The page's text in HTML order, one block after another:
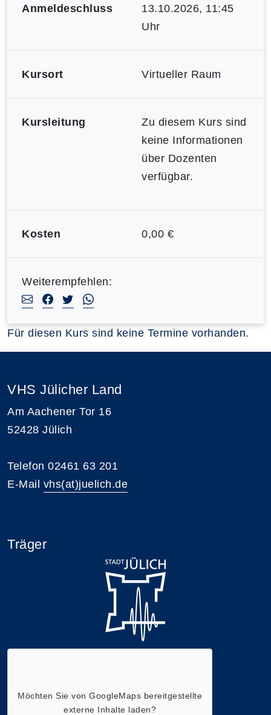
Anmeldeschluss
13.10.2026, 11:45
Uhr
Kursort Virtueller Raum
Kursleitung
Zu diesem Kurs sind
keine Informationen
über Dozenten
verfügbar.
Kosten 0,00 €
Weiterempfehlen:
Für diesen Kurs sind keine Termine vorhanden.
VHS Jülicher Land
Am Aachener Tor 16
52428 Jülich
Telefon 02461 63 201
E-Mail vhs(at)juelich.de
Träger
Möchten Sie vonGoogleMaps bereitgestellte
externe Inhalte laden?